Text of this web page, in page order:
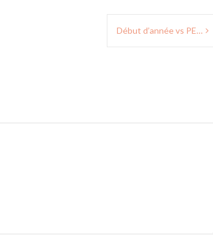
Début d’année vs PE…